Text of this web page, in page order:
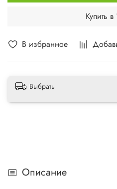
В избранное
Купить
Выбрать
Описание